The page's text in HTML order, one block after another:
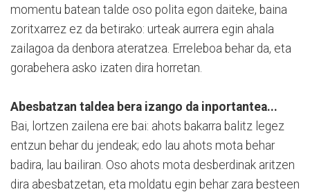
momentu batean talde oso polita egon daiteke, baina
zoritxarrez ez da betirako: urteak aurrera egin ahala
zailagoa da denbora ateratzea. Erreleboa behar da, eta
gorabehera asko izaten dira horretan.
Abesbatzan taldea bera izango da inportantea...
Bai, lortzen zailena ere bai: ahots bakarra balitz legez
entzun behar du jendeak; edo lau ahots mota behar
badira, lau bailiran. Oso ahots mota desberdinak aritzen
dira abesbatzetan, eta moldatu egin behar zara besteen